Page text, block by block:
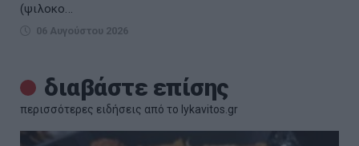
(ψιλοκο...
06 Αυγούστου 2026
διαβάστε επίσης
περισσότερες ειδήσεις από το lykavitos.gr